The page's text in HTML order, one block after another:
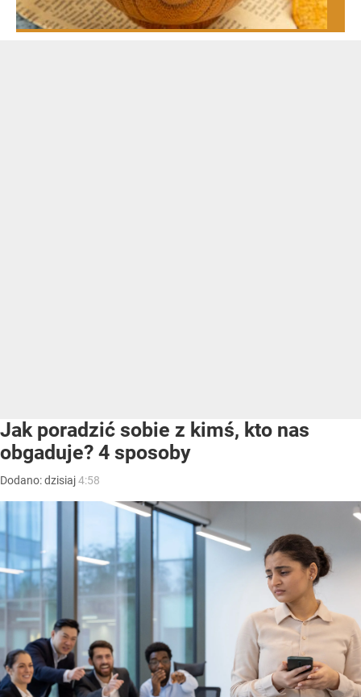
Jak poradzić sobie z kimś, kto nas
obgaduje? 4 sposoby
Dodano:dzisiaj4:58